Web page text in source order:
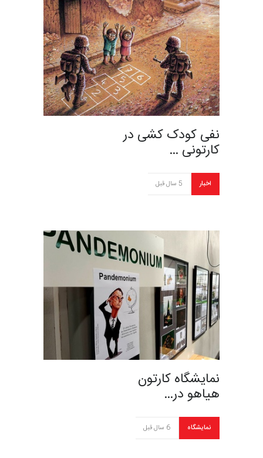
نفی کودک کشی در
کارتونی …
اخبار 5 سال قبل
نمایشگاه کارتون
هیاهو در…
نمایشگاه 6 سال قبل